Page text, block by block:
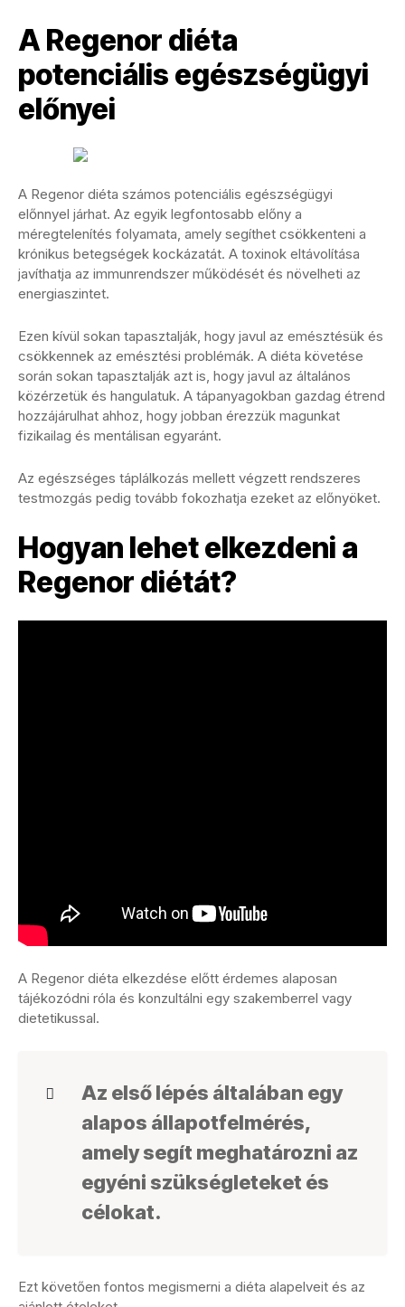
A Regenor diéta
potenciális egészségügyi
előnyei
A Regenor diéta számos potenciális egészségügyi
előnnyel járhat. Az egyik legfontosabb előny a
méregtelenítés folyamata, amely segíthet csökkenteni a
krónikus betegségek kockázatát. A toxinok eltávolítása
javíthatja az immunrendszer működését és növelheti az
energiaszintet.
Ezen kívül sokan tapasztalják, hogy javul az emésztésük és
csökkennek az emésztési problémák. A diéta követése
során sokan tapasztalják azt is, hogy javul az általános
közérzetük és hangulatuk. A tápanyagokban gazdag étrend
hozzájárulhat ahhoz, hogy jobban érezzük magunkat
fizikailag és mentálisan egyaránt.
Az egészséges táplálkozás mellett végzett rendszeres
testmozgás pedig tovább fokozhatja ezeket az előnyöket.
Hogyan lehet elkezdeni a
Regenor diétát?
A Regenor diéta elkezdése előtt érdemes alaposan
tájékozódni róla és konzultálni egy szakemberrel vagy
dietetikussal.
Az első lépés általában egy
alapos állapotfelmérés,
amely segít meghatározni az
egyéni szükségleteket és
célokat.
Ezt követően fontos megismerni a diéta alapelveit és az